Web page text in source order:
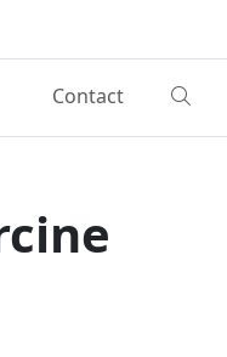
Contact